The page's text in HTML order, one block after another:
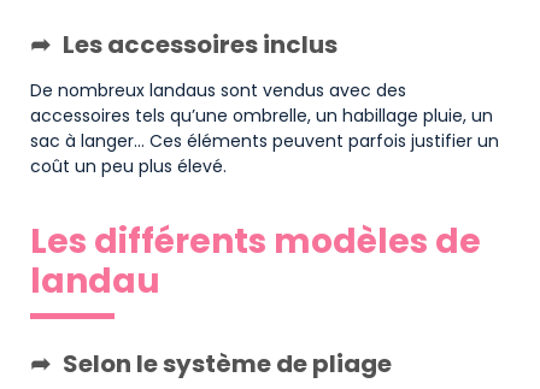
Les accessoires inclus
De nombreux landaus sont vendus avec des
accessoires tels qu’une ombrelle, un habillage pluie, un
sac à langer… Ces éléments peuvent parfois justifier un
coût un peu plus élevé.
Les différents modèles de
landau
Selon le système de pliage